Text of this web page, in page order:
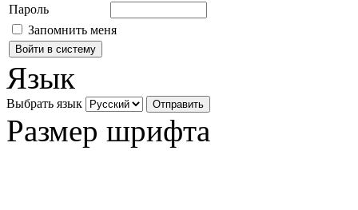
Пароль
Запомнить меня
Язык
Выбрать язык
Размер шрифта